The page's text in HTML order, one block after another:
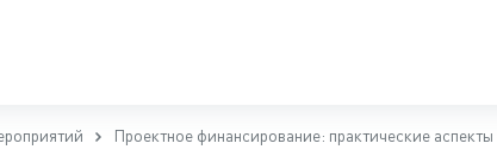
Проектное финансирование: практические аспекты